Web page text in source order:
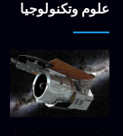
علوم وتكنولوجيا